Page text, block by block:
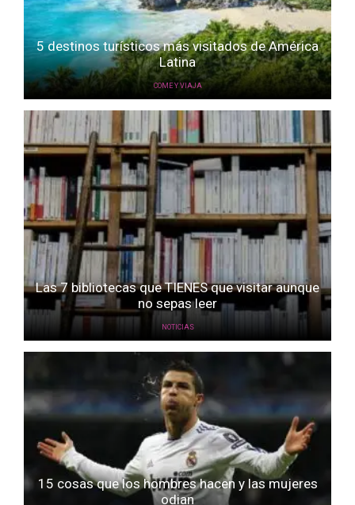
5 destinos turísticos más visitados de América
Latina
COME Y VIAJA
Las 7 bibliotecas que TIENES que visitar aunque
no sepas leer
NOTICIAS
15 cosas que los hombres hacen y las mujeres
odian